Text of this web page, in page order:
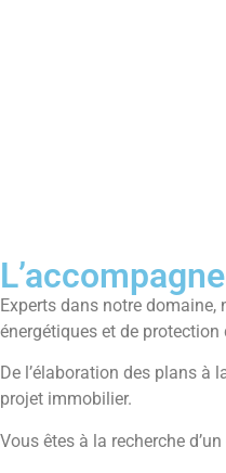
Experts dans notre
énergétiques et de
De l’élaboration des plans à
projet immobilier.
Vous êtes à la recherche d’un